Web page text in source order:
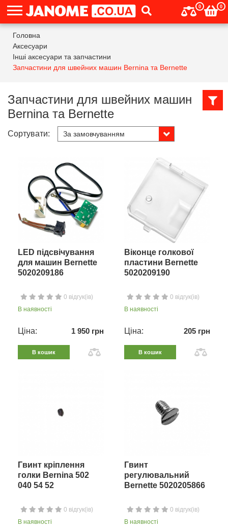
0 0
Головна
Аксесуари
Інші аксесуари та запчастини
Запчастини для швейних машин Bernina та Bernette
Запчастини для швейних машин
Bernina та Bernette
Сортувати:
LED підсвічування
для машин Bernette
5020209186
0 відгук(ів)
В наявності
Ціна: 1 950 грн
В кошик
Віконце голкової
пластини Bernette
5020209190
0 відгук(ів)
В наявності
Ціна: 205 грн
В кошик
Гвинт кріплення
голки Bernina 502
040 54 52
0 відгук(ів)
В наявності
Гвинт
регулювальний
Bernette 5020205866
0 відгук(ів)
В наявності